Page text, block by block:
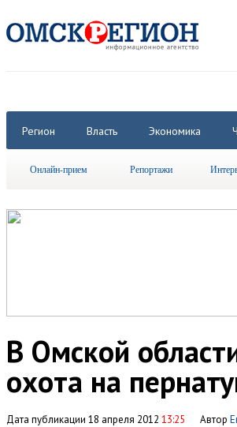
Регион Власть Экономика
Онлайн-прием Репортажи
В Омской
охота на
Дата публикации 18 апреля 2012 13:25 Автор